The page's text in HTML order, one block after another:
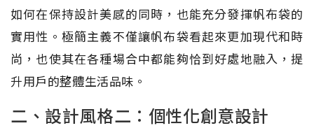
如何在保持設計美感的同時，也能充分發揮帆布袋的
實用性。極簡主義不僅讓帆布袋看起來更加現代和時
尚，也使其在各種場合中都能夠恰到好處地融入，提
升用戶的整體生活品味。
二、設計風格二：個性化創意設計